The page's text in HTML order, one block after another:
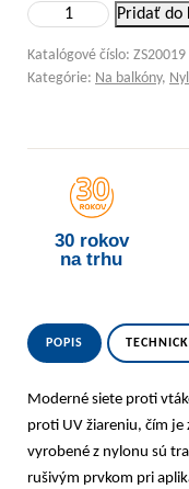
množstvo Sieť protiPridať do
Katalógové číslo: ZS20019
Kategórie: Na balkóny,
30 rokov
na trhu
POPIS
Moderné siete proti
proti UV žiareniu, čím je
vyrobené z nylonu sú
rušivým prvkom pri